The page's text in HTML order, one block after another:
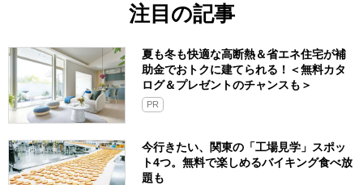
注目の記事
夏も冬も快適な高断熱＆省エネ住宅が補
助金でおトクに建てられる！＜無料カタ
ログ＆プレゼントのチャンスも＞
PR
今行きたい、関東の「工場見学」スポッ
ト4つ。無料で楽しめるバイキング食べ放
題も